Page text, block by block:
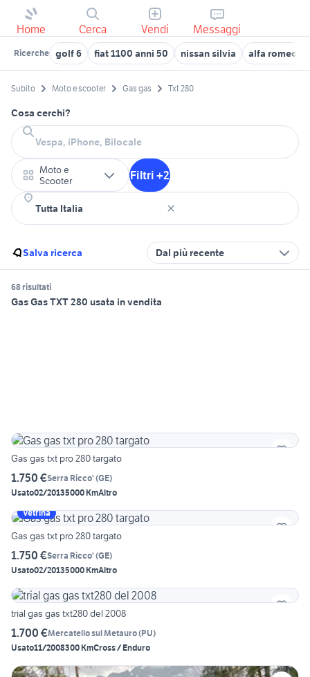
Home Cerca Vendi Messaggi
Ricerche golf 6 fiat 1100 anni 50 nissan silvia alfa romeo
Subito Moto e scooter Gas gas Txt 280
Cosa cerchi?
Moto e
Scooter
Filtri +2
Salva ricerca Dal più recente
68 risultati
Gas Gas TXT 280 usata in vendita
Gas gas txt pro 280 targato
1.750 €Serra Ricco' (GE)
Usato02/20135000 KmAltro
Vetrina
Gas gas txt pro 280 targato
1.750 €Serra Ricco' (GE)
Usato02/20135000 KmAltro
trial gas gas txt280 del 2008
1.700 €Mercatello sul Metauro(PU)
Usato11/2008300 KmCross / Enduro